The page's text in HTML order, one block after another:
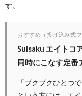
す。
おすすめ（投げ込み式
Suisaku エイトコ
同時にこなす定番
「ブクブクひとつ